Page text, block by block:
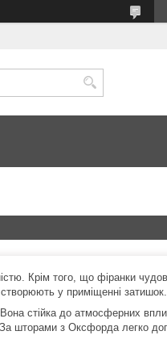
Крім того, що фіранки
у приміщенні затишок.
стійка до атмосферних
За шторами з Оксфорда легко